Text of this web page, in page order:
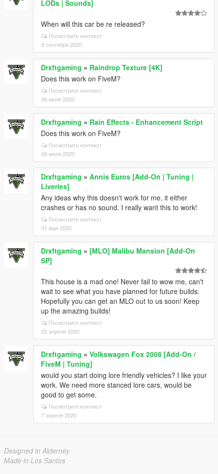
LODs | Sounds]
When will this car be re released?
Посмотрите контекст
8 сентября 2020
Drxftgaming » Raindrop Texture [4K]
Does this work on FiveM?
Посмотрите контекст
26 июля 2020
Drxftgaming » Rain Effects - Enhancement Script
Does this work on FiveM?
Посмотрите контекст
26 июля 2020
Drxftgaming » Annis Euros [Add-On | Tuning |
Liveries]
Any ideas why this doesn't work for me, it either
crashes or has no sound. I really want this to work!
Посмотрите контекст
31 мая 2020
Drxftgaming » [MLO] Malibu Mansion [Add-On
SP]
This house is a mad one! Never fail to wow me, can't
wait to see what you have planned for future builds.
Hopefully you can get an MLO out to us soon! Keep
up the amazing builds!
Посмотрите контекст
22 апреля 2020
Drxftgaming » Volkswagen Fox 2008 [Add-On /
FiveM | Tuning]
would you start doing lore friendly vehicles? I like your
work. We need more stanced lore cars, would be
good to get some.
Посмотрите контекст
7 апреля 2020
Designed in Alderney
Made in Los Santos